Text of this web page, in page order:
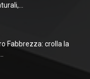
Fabbrezza: crolla la